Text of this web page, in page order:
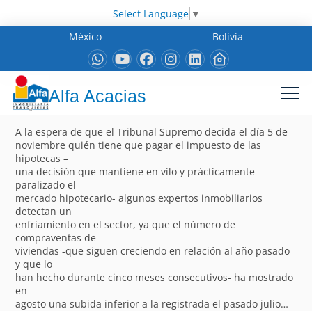
Select Language ▼
México
Bolivia
Alfa Acacias
A la espera de que el Tribunal Supremo decida el día 5 de
noviembre quién tiene que pagar el impuesto de las
hipotecas –
una decisión que mantiene en vilo y prácticamente
paralizado el
mercado hipotecario- algunos expertos inmobiliarios
detectan un
enfriamiento en el sector, ya que el número de
compraventas de
viviendas -que siguen creciendo en relación al año pasado
y que lo
han hecho durante cinco meses consecutivos- ha mostrado
en
agosto una subida inferior a la registrada el pasado julio…